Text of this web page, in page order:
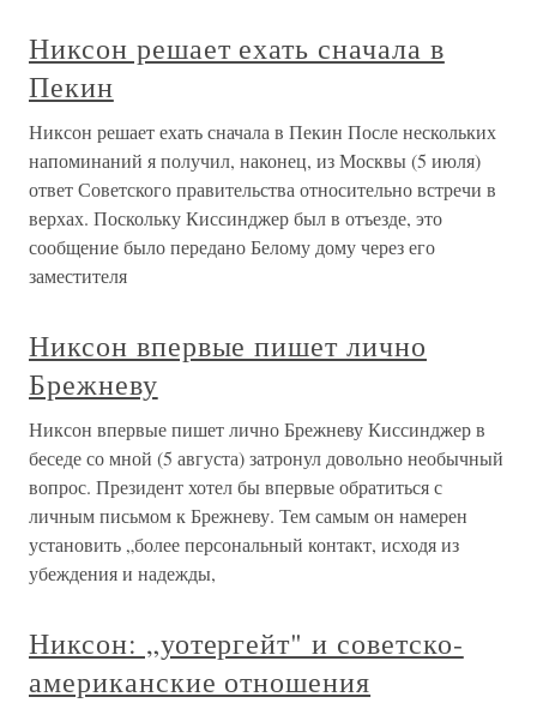
Никсон решает ехать сначала в
Пекин
Никсон решает ехать сначала в Пекин После нескольких
напоминаний я получил, наконец, из Москвы (5 июля)
ответ Советского правительства относительно встречи в
верхах. Поскольку Киссинджер был в отъезде, это
сообщение было передано Белому дому через его
заместителя
Никсон впервые пишет лично
Брежневу
Никсон впервые пишет лично Брежневу Киссинджер в
беседе со мной (5 августа) затронул довольно необычный
вопрос. Президент хотел бы впервые обратиться с
личным письмом к Брежневу. Тем самым он намерен
установить „более персональный контакт, исходя из
убеждения и надежды,
Никсон: „уотергейт" и советско-
американские отношения